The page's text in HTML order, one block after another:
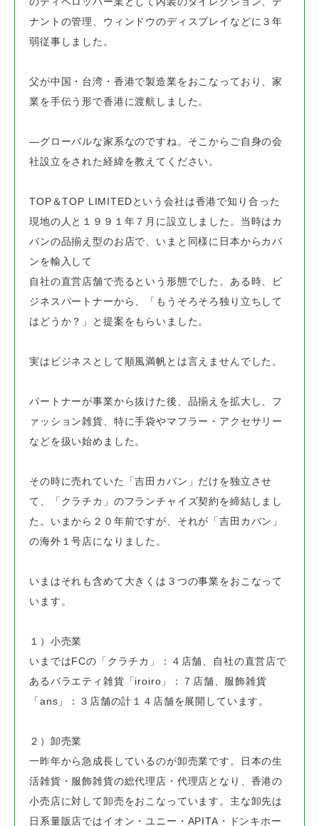
ナントの管理、 ウィンドウのディスプレイなどに３年
弱従事しました。
父が中国・台湾・香港で製造業をおこなっており、家
業を手伝う形で香港に渡航しました。
―グローバルな家系なのですね。そこからご自身の会
社設立をされた経緯を教えてください。
TOP＆TOP LIMITEDという会社は香港で知り合った
現地の人と１９９１年７月に設立しました。 当時はカ
バンの品揃え型のお店で、いまと同様に日本からカバ
ンを輸入して
自社の直営店舗で売るという形態でした。 ある時、ビ
ジネスパートナーから、
「もうそろそろ独り立ちして
はどうか？」と提案をもらいました。
実はビジネスとして順風満帆とは言えませんでした。
パートナーが事業から抜けた後、品揃えを拡大し、 フ
ァッション雑貨、特に手袋やマフラー・アクセサリー
などを扱い始めました。
その時に売れていた「吉田カバン」だけを独立させ
て、
「クラチカ」のフランチャイズ契約を締結しまし
た。 いまから２０年前ですが、それが「吉田カバン」
の海外１号店になりました。
いまはそれも含めて大きくは３つの事業をおこなって
います。
１）小売業
いまではFCの「クラチカ」：４店舗、自社の直営店で
あるバラエティ雑貨「iroiro」：７店舗、 服飾雑貨
「ans」：３店舗の計１４店舗を展開しています。
２）卸売業
一昨年から急成長しているのが卸売業です。日本の生
活雑貨・服飾雑貨の総代理店・代理店となり、 香港の
小売店に対して卸売をおこなっています。 主な卸先は
日系量販店ではイオン・ユニー・APITA・ドンキホー